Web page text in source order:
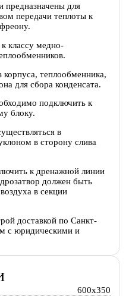
предназначены для
передачи теплоты к
классу медно-
корпуса, теплообменника,
для сбора конденсата.
подключить к
блоку.
в
в сторону слива
к дренажной линии
должен быть
в секции
доставкой по Санкт-
с юридическими и
600x350